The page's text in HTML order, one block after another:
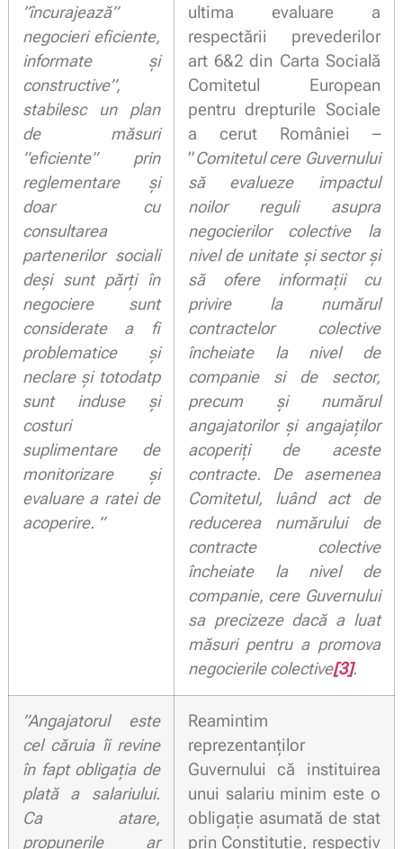
”încurajează”
negocieri eficiente,
informate și
constructive”,
stabilesc un plan
de măsuri
”eficiente” prin
reglementare și
doar cu
consultarea
partenerilor sociali
deși sunt părți în
negociere sunt
considerate a fi
problematice și
neclare și totodatp
sunt induse și
costuri
suplimentare de
monitorizare și
evaluare a ratei de
acoperire. ”
ultima evaluare a
respectării prevederilor
art 6&2 din Carta Socială
Comitetul European
pentru drepturile Sociale
a cerut României –
”Comitetul cere Guvernului
să evalueze impactul
noilor reguli asupra
negocierilor colective la
nivel de unitate și sector și
să ofere informații cu
privire la numărul
contractelor colective
încheiate la nivel de
companie si de sector,
precum și numărul
angajatorilor și angajaților
acoperiți de aceste
contracte. De asemenea
Comitetul, luând act de
reducerea numărului de
contracte colective
încheiate la nivel de
companie, cere Guvernului
sa precizeze dacă a luat
măsuri pentru a promova
negocierile colective[3].
”Angajatorul este
cel căruia îi revine
în fapt obligația de
plată a salariului.
Ca atare,
propunerile ar
Reamintim
reprezentanților
Guvernului că instituirea
unui salariu minim este o
obligație asumată de stat
prin Constituție, respectiv